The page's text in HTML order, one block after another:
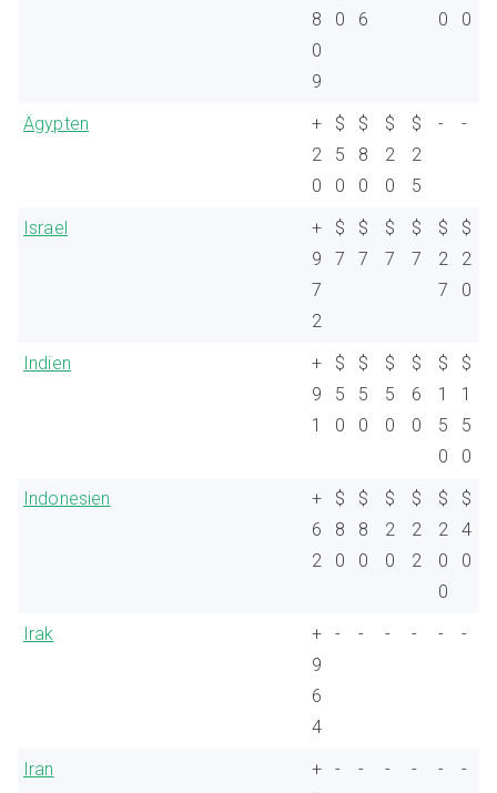
8
0
9
0
6
0
0
Ägypten
+
2
0
$
5
0
$
8
0
$
2
0
$
2
5
- -
Israel
+
9
7
2
$
7
$
7
$
7
$
7
$
2
7
$
2
0
Indien
+
9
1
$
5
0
$
5
0
$
5
0
$
6
0
$
1
5
0
$
1
5
0
Indonesien
+
6
2
$
8
0
$
8
0
$
2
0
$
2
2
$
2
0
0
$
4
0
Irak
+
9
6
4
- - - - - -
Iran
+
- - - - - -